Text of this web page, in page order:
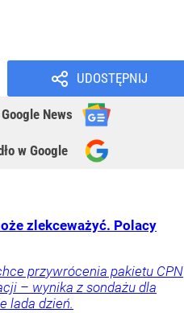
UDOSTĘPNIJ
Google News
w Google
zlekceważyć. Polacy
przywrócenia pakietu CPN
– wynika z sondażu dla
lada dzień.